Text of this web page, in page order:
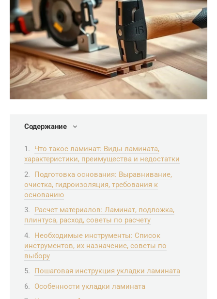
Содержание
Что такое ламинат: Виды ламината,
характеристики, преимущества и недостатки
Подготовка основания: Выравнивание,
очистка, гидроизоляция, требования к
основанию
Расчет материалов: Ламинат, подложка,
плинтуса, расход, советы по расчету
Необходимые инструменты: Список
инструментов, их назначение, советы по
выбору
Пошаговая инструкция укладки ламината
Особенности укладки ламината